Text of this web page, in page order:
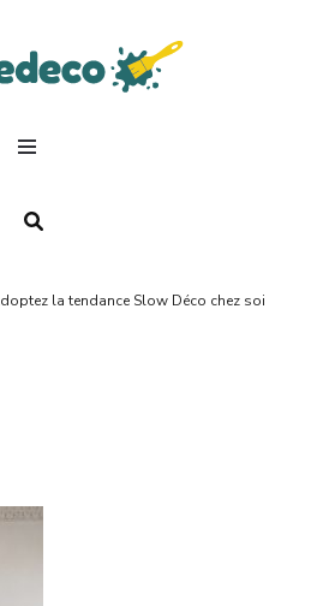
la tendance Slow Déco chez soi